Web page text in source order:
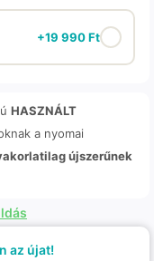
+19 990Ft
HASZNÁLT
a nyomai
újszerűnek
az újat!